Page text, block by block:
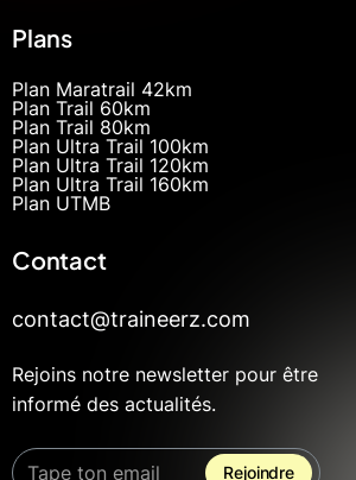
Plans
Plan Maratrail 42km
Plan Trail 60km
Plan Trail 80km
Plan Ultra Trail 100km
Plan Ultra Trail 120km
Plan Ultra Trail 160km
Plan UTMB
Contact
contact@traineerz.com
Rejoins notre newsletter pour être
informé des actualités.